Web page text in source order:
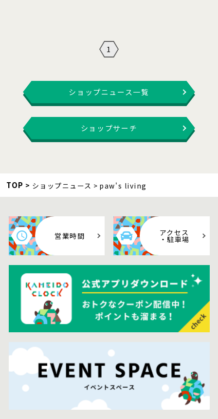
1
ショップニュース一覧
ショップサーチ
TOP ショップニュース paw's living
営業時間 アクセス
・駐車場